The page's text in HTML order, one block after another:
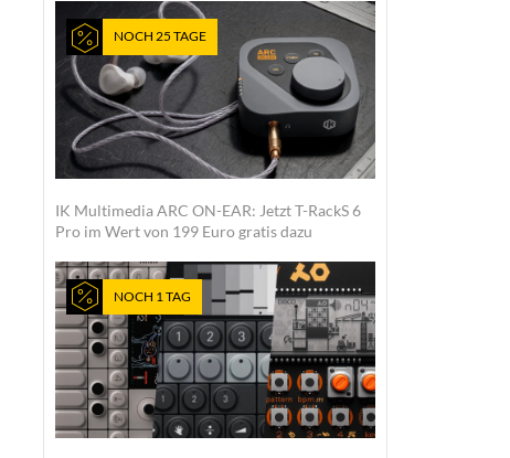
NOCH 25 TAGE
IK Multimedia ARC ON-EAR: Jetzt T-RackS 6
Pro im Wert von 199 Euro gratis dazu
NOCH 1 TAG